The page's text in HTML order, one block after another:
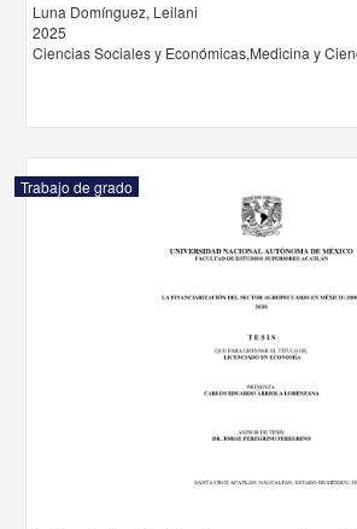
Luna Domínguez, Leilani
2025
Ciencias Sociales y Económicas,Medicina y
Trabajo de grado